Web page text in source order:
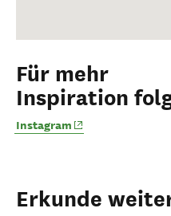
Für mehr
Inspiration
Instagram (opens in new
Erkunde